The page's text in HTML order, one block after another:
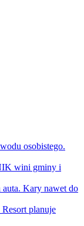
osobistego.
wini gminy i
Kary nawet do
planuje